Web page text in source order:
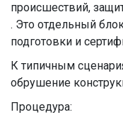
происшествий,
. Это отдельный
подготовки и
К типичным
обрушение
Процедура: